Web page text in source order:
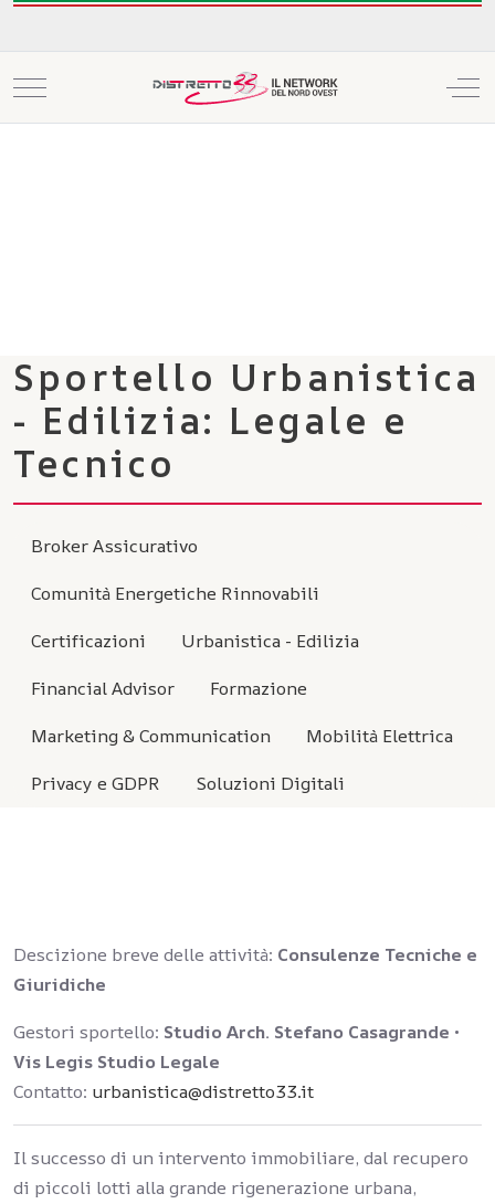
Mobile Menu Toggle
Sportello Urbanistica
- Edilizia: Legale e
Tecnico
Broker Assicurativo
Comunità Energetiche Rinnovabili
Certificazioni
Urbanistica - Edilizia
Financial Advisor
Formazione
Marketing & Communication
Mobilità Elettrica
Privacy e GDPR
Soluzioni Digitali
Descizione breve delle attività: Consulenze Tecniche e
Giuridiche
Gestori sportello: Studio Arch. Stefano Casagrande •
Vis Legis Studio Legale
Contatto: urbanistica@distretto33.it
Il successo di un intervento immobiliare, dal recupero
di piccoli lotti alla grande rigenerazione urbana,